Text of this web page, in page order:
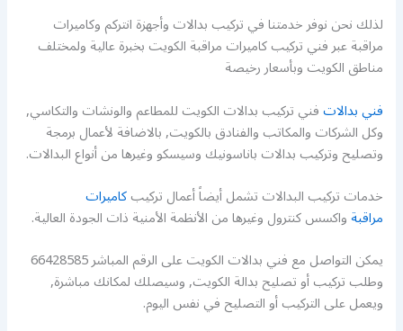
لذلك نحن نوفر خدمتنا في تركيب بدالات وأجهزة انتركم وكاميرات
مراقبة عبر فني تركيب كاميرات مراقبة الكويت بخبرة عالية ولمختلف
مناطق الكويت وبأسعار رخيصة
فني بدالاتفني تركيب بدالات الكويت للمطاعم والونشات والتكاسي,
وكل الشركات والمكاتب والفنادق بالكويت, بالاضافة لأعمال برمجة
وتصليح وتركيب بدالات باناسونيك وسيسكو وغيرها من أنواع البدالات.
خدمات تركيب البدالات تشمل أيضاً أعمال تركيبكاميرات
مراقبةواكسس كنترول وغيرها من الأنظمة الأمنية ذات الجودة العالية.
يمكن التواصل مع فني بدالات الكويت على الرقم المباشر 66428585
وطلب تركيب أو تصليح بدالة الكويت, وسيصلك لمكانك مباشرة,
ويعمل على التركيب أو التصليح في نفس اليوم.